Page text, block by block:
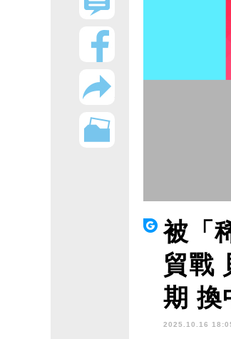
被「
貿戰
期 換
2025.10.16